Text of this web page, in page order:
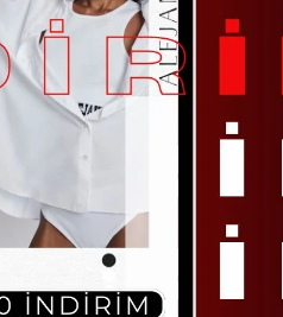
Standart
ÜRÜN ÖZELLIKLERI
Alejandro Siyah Crop